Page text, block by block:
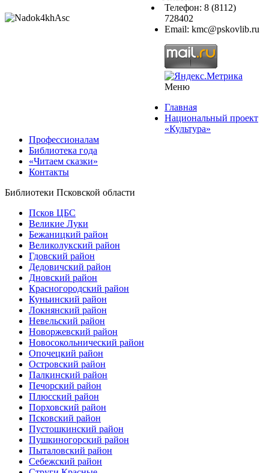
Телефон: 8 (8112)
728402
Email: kmc@pskovlib.ru
Меню
Главная
Национальный проект
«Культура»
Профессионалам
Библиотека года
«Читаем сказки»
Контакты
Библиотеки Псковской области
Псков ЦБС
Великие Луки
Бежаницкий район
Великолукский район
Гдовский район
Дедовичский район
Дновский район
Красногородский район
Куньинский район
Локнянский район
Невельский район
Новоржевский район
Новосокольнический район
Опочецкий район
Островский район
Палкинский район
Печорский район
Плюсский район
Порховский район
Псковский район
Пустошкинский район
Пушкиногорский район
Пыталовский район
Себежский район